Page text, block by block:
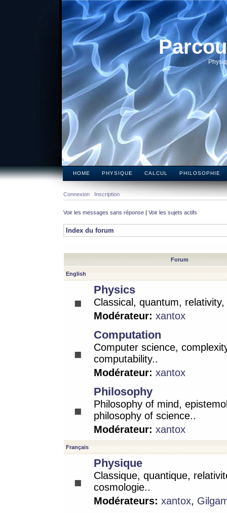
HOME PHYSIQUE CALCUL PHILOSOPHIE
Connexion Inscription
Voir les messages sans réponse | Voir les sujets actifs
Index du forum
Forum
English
Physics
Classical, quantum,
Modérateur: xantox
Computation
Computer science,
computability..
Modérateur: xantox
Philosophy
Philosophy of mind,
philosophy of science..
Modérateur: xantox
Français
Physique
Classique, quantique,
cosmologie..
Modérateurs: xantox,